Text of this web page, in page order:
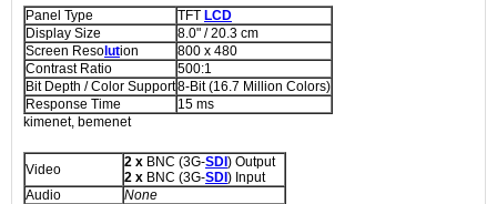
Panel Type TFT LCD
Display Size
8.0" / 20.3 cm
Screen Reso lution
800 x 480
Contrast Ratio
500:1
Bit Depth / Color Support8-Bit (16.7 Million Colors)
Response Time
15 ms
kimenet, bemenet
Video 2 x BNC (3G-SDI ) Output
2 x BNC (3G-SDI ) Input
Audio
None